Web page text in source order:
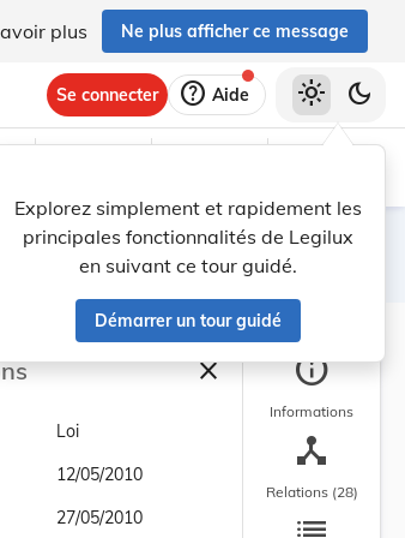
plus Ne plus afficher ce message
Se connecter help Aide
Explorez simplement et rapidement les
principales fonctionnalités de Legilux
en suivant ce tour guidé.
Démarrer un tour guidé
light_mode dark_mode
Lancer la recherche
Filtres
closeFermer la barre
Loi
12/05/2010
27/05/2010
info
Informations
device_hub
Relations (28)